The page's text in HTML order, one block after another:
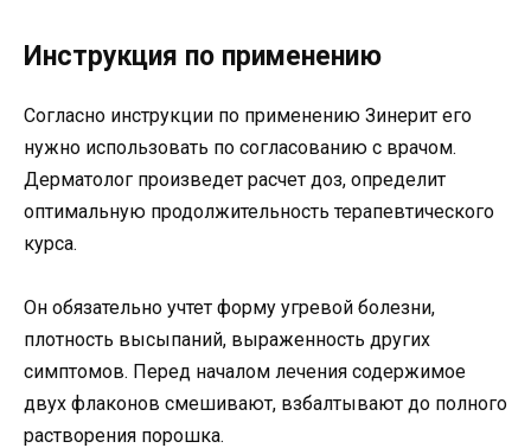
Инструкция по применению
Согласно инструкции по применению Зинерит его
нужно использовать по согласованию с врачом.
Дерматолог произведет расчет доз, определит
оптимальную продолжительность терапевтического
курса.
Он обязательно учтет форму угревой болезни,
плотность высыпаний, выраженность других
симптомов. Перед началом лечения содержимое
двух флаконов смешивают, взбалтывают до полного
растворения порошка.